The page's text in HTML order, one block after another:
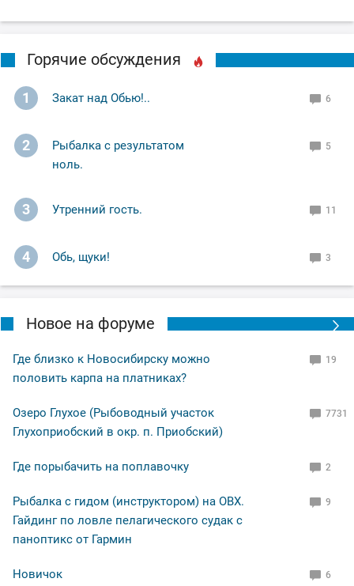
Горячие обсуждения
1 Закат над Обью!.. 6
2
Рыбалка с результатом
ноль.
5
3 Утренний гость. 11
4 Обь, щуки! 3
Новое на форуме
Где близко к Новосибирску можно
половить карпа на платниках?
19
Озеро Глухое (Рыбоводный участок
Глухоприобский в окр. п. Приобский)
7731
Где порыбачить на поплавочку 2
Рыбалка с гидом (инструктором) на ОВХ.
Гайдинг по ловле пелагического судак с
паноптикс от Гармин
9
Новичок 6